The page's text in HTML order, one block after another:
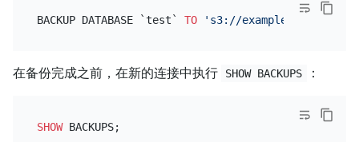
BACKUP DATABASE `test` TO 's3://example-bucket/
在备份完成之前，在新的连接中执行 SHOW BACKUPS ：
SHOW